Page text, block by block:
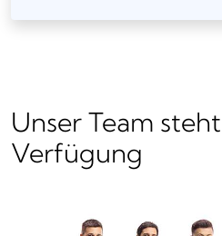
Unser Team
Verfügung